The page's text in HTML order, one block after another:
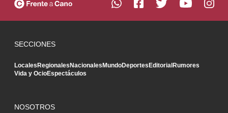
SECCIONES
LocalesRegionalesNacionalesMundoDeportesEditorialRumores
Vida y OcioEspectáculos
NOSOTROS